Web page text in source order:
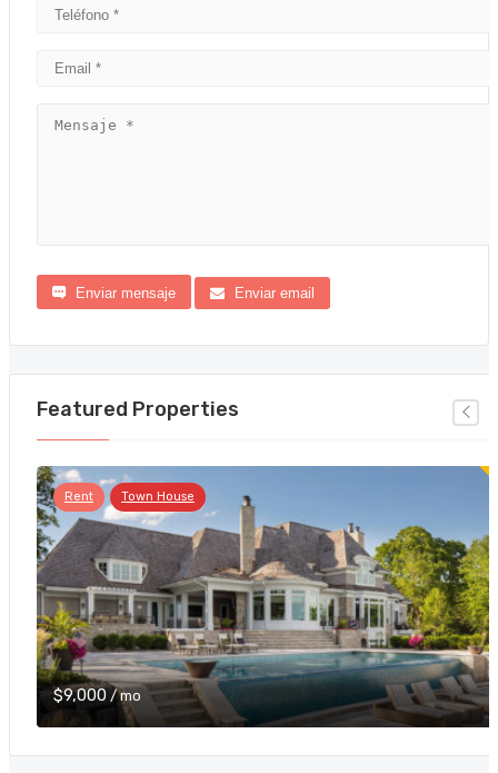
Enviar mensaje Enviar email
Featured Properties
Rent Town House
$9,000 / mo